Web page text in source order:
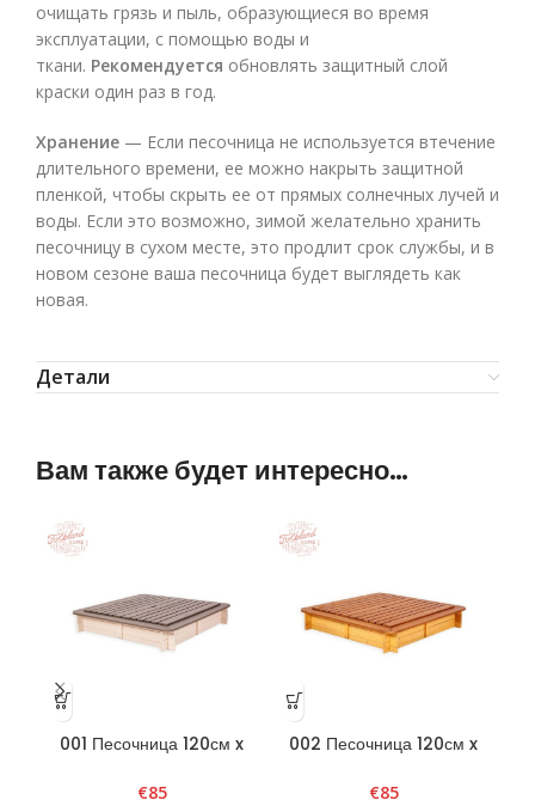
очищать грязь и пыль, образующиеся во время
эксплуатации, с помощью воды и
ткани. Рекомендуется обновлять защитный слой
краски один раз в год.
Хранение — Если песочница не используется втечение
длительного времени, ее можно накрыть защитной
пленкой, чтобы скрыть ее от прямых солнечных лучей и
воды. Если это возможно, зимой желательно хранить
песочницу в сухом месте, это продлит срок службы, и в
новом сезоне ваша песочница будет выглядеть как
новая.
Детали
Вам также будет интересно…
001 Песочница 120см x
четырехугольная со
€85
002 Песочница 120см x
четырехугольная со
€85